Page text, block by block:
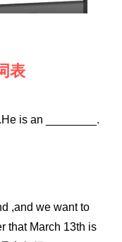
表
is an ________.
,and we want to
that March 13th is